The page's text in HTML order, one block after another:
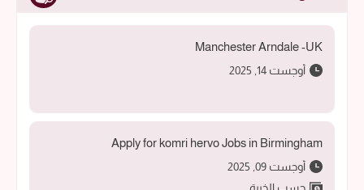
Manchester Arndale -UK
أوجست 14, 2025
Apply for komri hervo Jobs in Birmingham
أوجست 09, 2025
حسب الخبرة